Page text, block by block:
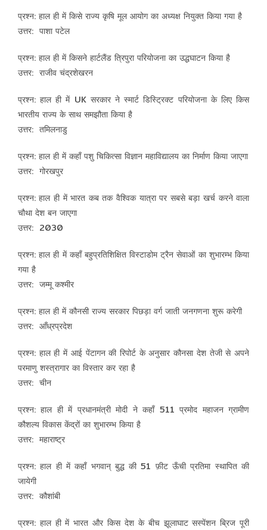
प्रश्न: हाल ही में किसे राज्य कृषि मूल आयोग का अध्यक्ष नियुक्त किया गया है
उत्तर: पाशा पटेल
प्रश्न: हाल ही में किसने हार्टलैंड त्रिपुरा परियोजना का उद्धघाटन किया है
उत्तर: राजीव चंद्रशेखरन
प्रश्न: हाल ही में UK सरकार ने स्मार्ट डिस्ट्रिक्ट परियोजना के लिए किस
भारतीय राज्य के साथ समझौता किया है
उत्तर: तमिलनाडु
प्रश्न: हाल ही में कहाँ पशु चिकित्सा विज्ञान महाविद्यालय का निर्माण किया जाएगा
उत्तर: गोरखपुर
प्रश्न: हाल ही में भारत कब तक वैश्विक यात्रा पर सबसे बड़ा खर्च करने वाला
चौथा देश बन जाएगा
उत्तर: 2030
प्रश्न: हाल ही में कहाँ बहुप्रतिशिक्षित विस्टाडोम ट्रैन सेवाओं का शुभारम्भ किया
गया है
उत्तर: जम्मू कश्मीर
प्रश्न: हाल ही में कौनसी राज्य सरकार पिछड़ा वर्ग जाती जनगणना शुरू करेगी
उत्तर: आँध्रप्रदेश
प्रश्न: हाल ही में आई पेंटागन की रिपोर्ट के अनुसार कौनसा देश तेजी से अपने
परमाणु शस्त्रागार का विस्तार कर रहा है
उत्तर: चीन
प्रश्न: हाल ही में प्रधानमंत्री मोदी ने कहाँ 511 प्रमोद महाजन ग्रामीण
कौशल्य विकास केंद्रों का शुभारम्भ किया है
उत्तर: महाराष्ट्र
प्रश्न: हाल ही में कहाँ भगवान् बुद्ध की 51 फ़ीट ऊँची प्रतिमा स्थापित की
जायेगी
उत्तर: कौशांबी
प्रश्न: हाल ही में भारत और किस देश के बीच झूलाघाट सस्पेंशन ब्रिज पूरी